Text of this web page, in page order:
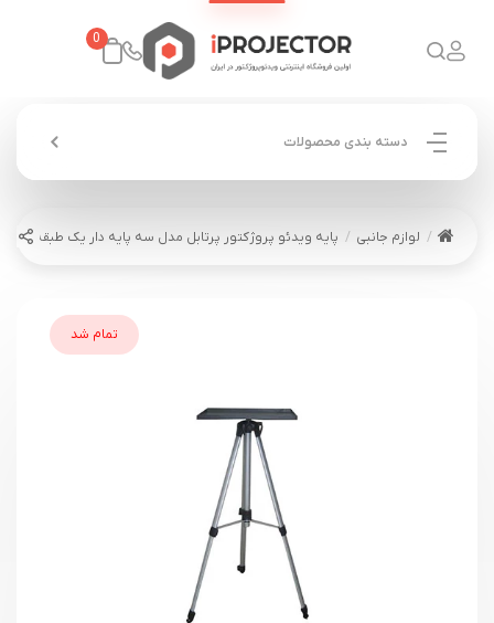
0
دسته بندی محصولات
لوازم جانبی پایه ویدئو پروژکتور پرتابل مدل سه پایه دار یک طبقه
تمام شد